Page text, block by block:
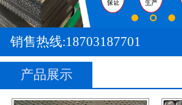
销售热线:18703187701
产品展示